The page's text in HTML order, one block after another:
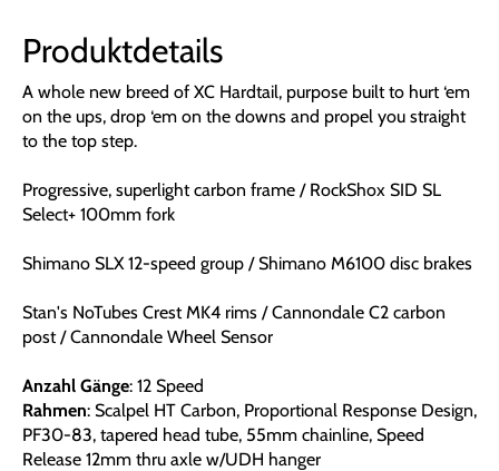
Produktdetails
A whole new breed of XC Hardtail, purpose built to hurt ‘em
on the ups, drop ‘em on the downs and propel you straight
to the top step.
Progressive, superlight carbon frame / RockShox SID SL
Select+ 100mm fork
Shimano SLX 12-speed group / Shimano M6100 disc brakes
Stan's NoTubes Crest MK4 rims / Cannondale C2 carbon
post / Cannondale Wheel Sensor
Anzahl Gänge: 12 Speed
Rahmen: Scalpel HT Carbon, Proportional Response Design,
PF30-83, tapered head tube, 55mm chainline, Speed
Release 12mm thru axle w/UDH hanger